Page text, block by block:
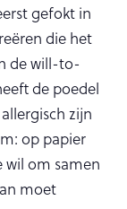
gefokt in
die het
de will-to-
de poedel
zijn
op papier
om samen
moet